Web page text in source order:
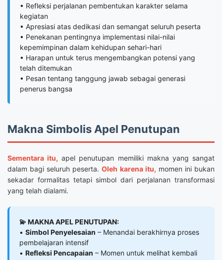
• Refleksi perjalanan pembentukan karakter selama
kegiatan
• Apresiasi atas dedikasi dan semangat seluruh peserta
• Penekanan pentingnya implementasi nilai-nilai
kepemimpinan dalam kehidupan sehari-hari
• Harapan untuk terus mengembangkan potensi yang
telah ditemukan
• Pesan tentang tanggung jawab sebagai generasi
penerus bangsa
Makna Simbolis Apel Penutupan
Sementara itu, apel penutupan memiliki makna yang sangat
dalam bagi seluruh peserta.Oleh karena itu, momen ini bukan
sekadar formalitas tetapi simbol dari perjalanan transformasi
yang telah dialami.
💫 MAKNA APEL PENUTUPAN:
• Simbol Penyelesaian – Menandai berakhirnya proses
pembelajaran intensif
• Refleksi Pencapaian – Momen untuk melihat kembali